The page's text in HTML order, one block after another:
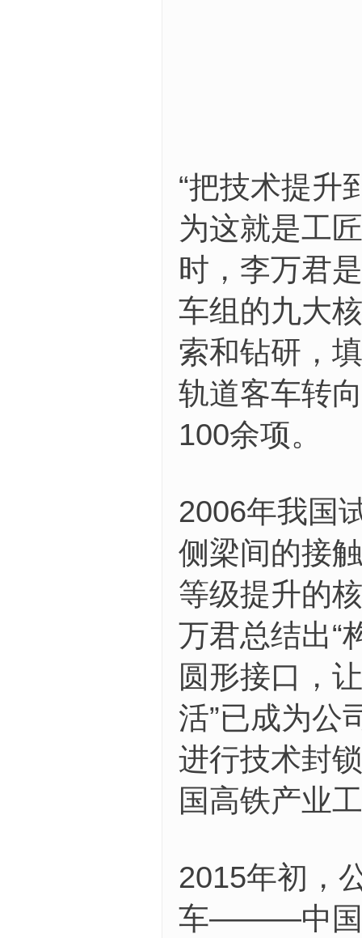
“把技术提升
为这就是工
时，李万君
车组的九大
索和钻研，
轨道客车转
100余项。
2006年我国
侧梁间的接
等级提升的
万君总结出“
圆形接口，
活”已成为公
进行技术封
国高铁产业
2015年初，
车———中国